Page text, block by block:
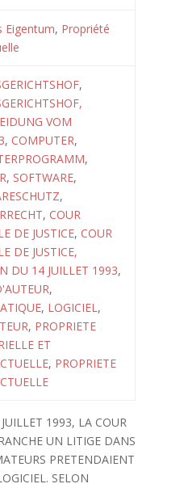
Eigentum, Propriété
,
VOM
, COMPUTER,
,
, SOFTWARE,
,
, COUR
DE JUSTICE, COUR
DE JUSTICE,
DU 14 JUILLET 1993,
,
, LOGICIEL,
, PROPRIETE
ET
, PROPRIETE
1993, LA COUR
UN LITIGE DANS
PRETENDAIENT
SELON